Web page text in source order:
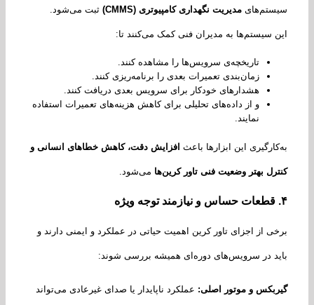
مدیریت نگهداری کامپیوتری(CMMS) ثبت می‌شود.
سیستم‌ها به مدیران فنی کمک می‌کنند تا:
تاریخچه‌ی سرویس‌ها را مشاهده کنند.
زمان‌بندی تعمیرات بعدی را برنامه‌ریزی کنند.
هشدارهای خودکار برای سرویس بعدی دریافت کنند.
و از داده‌های تحلیلی برای کاهش هزینه‌های تعمیرات استفاده
این ابزارها باعثافزایش دقت، کاهش خطاهای انسانی و
بهتر وضعیت فنی تاور کرین‌هامی‌شود.
قطعات حساس و نیازمند توجه ویژه
از اجزای تاور کرین اهمیت حیاتی در عملکرد و ایمنی دارند و
در سرویس‌های دوره‌ای همیشه بررسی شوند:
و موتور اصلی:عملکرد ناپایدار یا صدای غیرعادی می‌تواند